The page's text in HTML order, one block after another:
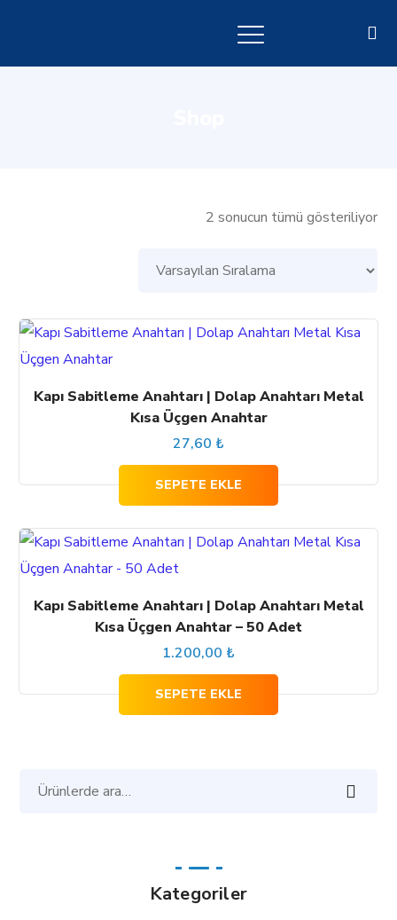
2 sonucun tümü gösteriliyor
Kapı Sabitleme Anahtarı | Dolap Anahtarı Metal
Kısa Üçgen Anahtar
27,60 ₺
SEPETE EKLE
Kapı Sabitleme Anahtarı | Dolap Anahtarı Metal
Kısa Üçgen Anahtar – 50 Adet
1.200,00 ₺
SEPETE EKLE
Kategoriler